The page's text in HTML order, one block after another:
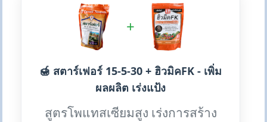
+
🍯 สตาร์เฟอร์ 15-5-30 + ฮิวมิคFK - เพิ่ม
ผลผลิต เร่งแป้ง
สูตรโพแทสเซียมสูง เร่งการสร้าง